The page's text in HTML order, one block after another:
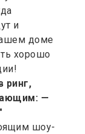
и
доме
хорошо
ринг,
—
шоу-